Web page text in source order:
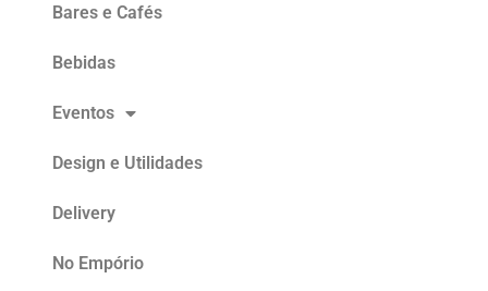
Bares e Cafés
Bebidas
Eventos
Design e Utilidades
Delivery
No Empório